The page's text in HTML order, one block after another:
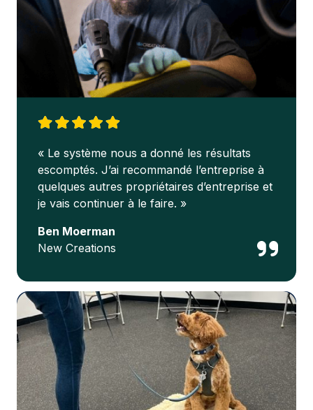
« Le système nous a donné les résultats
escomptés. J’ai recommandé l’entreprise à
quelques autres propriétaires d’entreprise et
je vais continuer à le faire. »
Ben Moerman
New Creations